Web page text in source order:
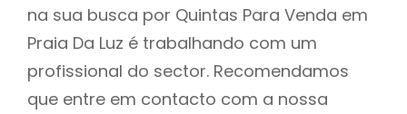
na sua busca por Quintas Para Venda em
Praia Da Luz é trabalhando com um
profissional do sector. Recomendamos
que entre em contacto com a nossa